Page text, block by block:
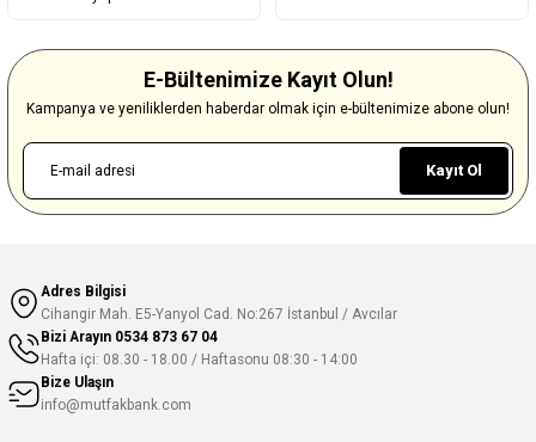
E-Bültenimize Kayıt Olun!
Kampanya ve yeniliklerden haberdar olmak için e-bültenimize abone olun!
Kayıt Ol
Adres Bilgisi
Cihangir Mah. E5-Yanyol Cad. No:267 İstanbul / Avcılar
Bizi Arayın 0534 873 67 04
Hafta içi: 08.30 - 18.00 / Haftasonu 08:30 - 14:00
Bize Ulaşın
info@mutfakbank.com